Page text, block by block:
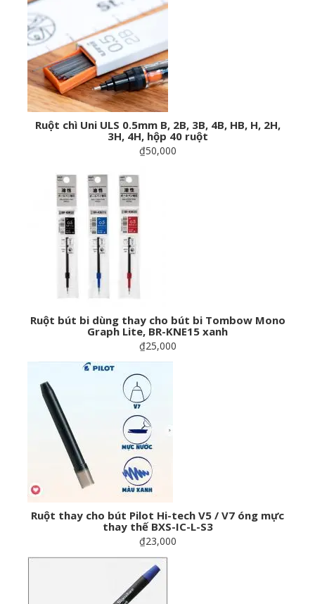
Ruột chì Uni ULS 0.5mm B, 2B, 3B, 4B, HB, H, 2H,
3H, 4H, hộp 40 ruột
₫50,000
Ruột bút bi dùng thay cho bút bi Tombow Mono
Graph Lite, BR-KNE15 xanh
₫25,000
Ruột thay cho bút Pilot Hi-tech V5 / V7 óng mực
thay thế BXS-IC-L-S3
₫23,000